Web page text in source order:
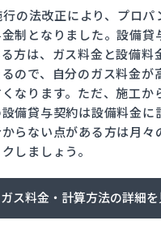
の法改正により、プロパ
制となりました。設備貸
方は、ガス料金と設備料
ので、自分のガス料金が
なります。ただ、施工か
備貸与契約は設備料金に
らない点がある方は月々
しましょう。
ガス料金・計算方法の詳細を